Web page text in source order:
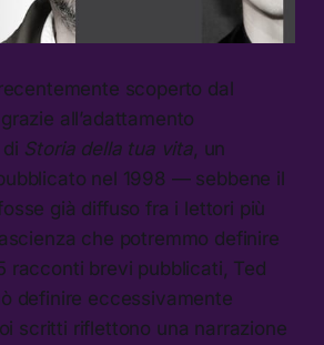
scoperto dal
all’adattamento
Storia della tua vita, un
nel 1998 — sebbene il
già diffuso fra i lettori più
che potremmo definire
racconti brevi pubblicati, Ted
definire eccessivamente
scritti riflettono una narrazione